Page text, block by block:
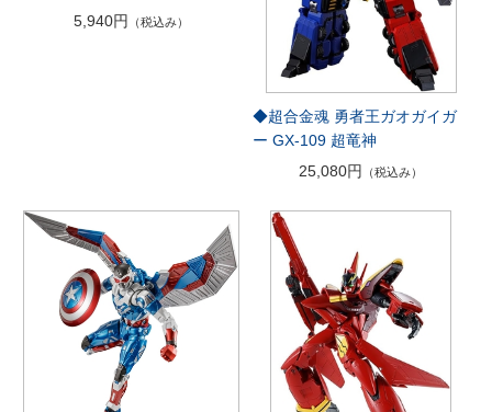
5,940円 （税込み）
◆超合金魂 勇者王ガオガイガ
ー GX-109 超竜神
25,080円
（税込み）